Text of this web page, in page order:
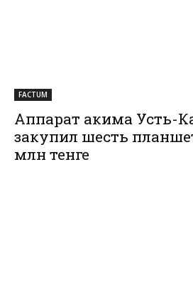
FACTUM
Аппарат акима Усть-
закупил шесть
млн тенге